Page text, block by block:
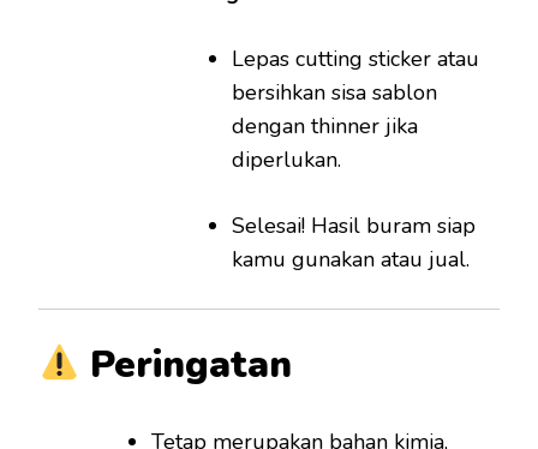
Lepas cutting sticker atau
bersihkan sisa sablon
dengan thinner jika
diperlukan.
Selesai! Hasil buram siap
kamu gunakan atau jual.
Peringatan
Tetap merupakan bahan kimia,